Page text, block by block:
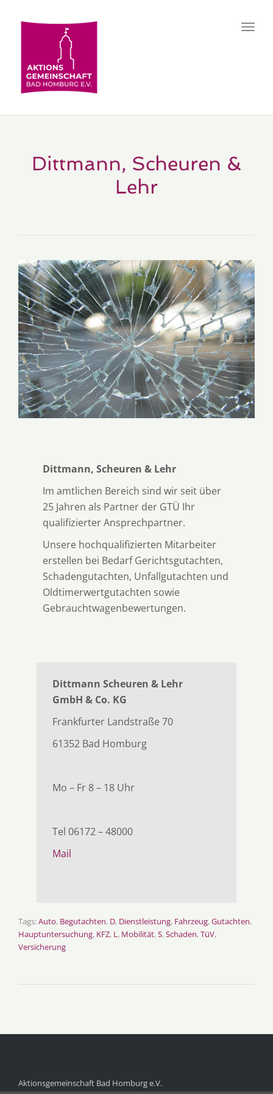
Dittmann, Scheuren &
Lehr
Dittmann, Scheuren & Lehr
Im amtlichen Bereich sind wir seit über
25 Jahren als Partner der GTÜ Ihr
qualifizierter Ansprechpartner.
Unsere hochqualifizierten Mitarbeiter
erstellen bei Bedarf Gerichtsgutachten,
Schadengutachten, Unfallgutachten und
Oldtimerwertgutachten sowie
Gebrauchtwagenbewertungen.
Dittmann Scheuren & Lehr
GmbH & Co. KG
Frankfurter Landstraße 70
61352 Bad Homburg
Mo – Fr 8 – 18 Uhr
Tel 06172 – 48000
Mail
Tags:Auto, Begutachten, D, Dienstleistung, Fahrzeug,Gutachten,
Hauptuntersuchung, KFZ, L, Mobilität,S,Schaden,TüV,
Versicherung
Aktionsgemeinschaft Bad Homburg e.V.